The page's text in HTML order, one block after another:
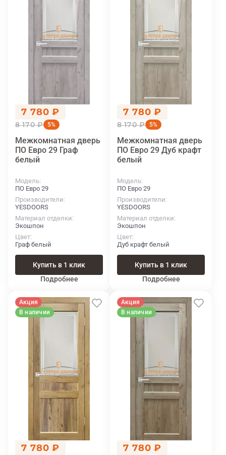
7 780 ₽
8 170 ₽ 5%
Межкомнатная дверь
ПО Евро 29 Граф
белый
Модель
ПО Евро 29
Производители
YESDOORS
Материал отделки
Экошпон
Цвет
Граф белый
Купить в 1 клик
Подробнее
7 780 ₽
8 170 ₽ 5%
Межкомнатная дверь
ПО Евро 29 Дуб крафт
белый
Модель
ПО Евро 29
Производители
YESDOORS
Материал отделки
Экошпон
Цвет
Дуб крафт белый
Купить в 1 клик
Подробнее
Акция
В наличии
7 780 ₽
Акция
В наличии
7 780 ₽